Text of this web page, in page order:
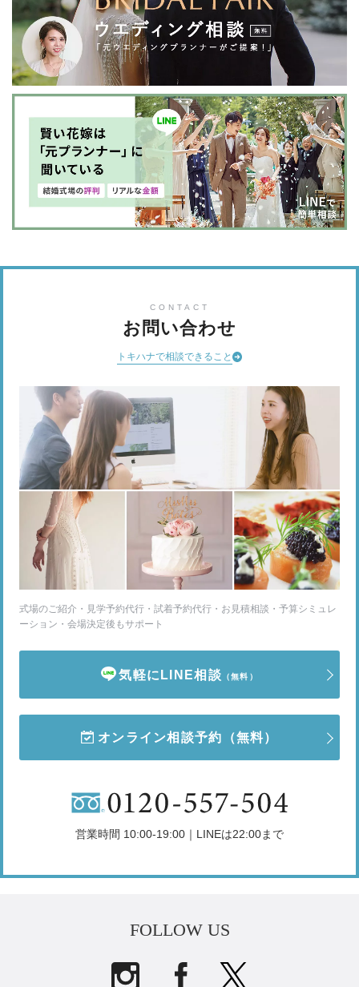
CONTACT
お問い合わせ
トキハナで相談できること
式場のご紹介・見学予約代行・試着予約代行・お見積相談・予算シミュレ
ーション・会場決定後もサポート
気軽にLINE相談 （無料）
オンライン相談予約 （無料）
営業時間 10:00-19:00｜LINEは22:00まで
FOLLOW US